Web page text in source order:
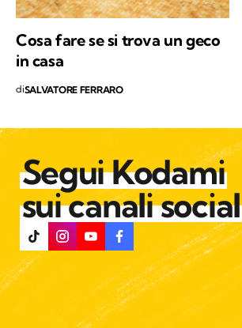
Cosa fare se si trova un geco
in casa
diSALVATORE FERRARO
Segui Kodami
sui canali social